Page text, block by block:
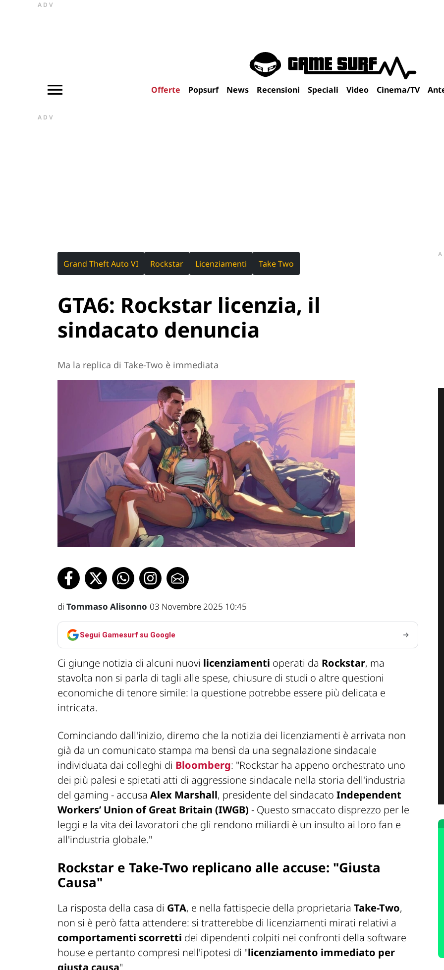
ADV
Offerte Popsurf News Recensioni Speciali Video Cinema/TV
ADV
Grand Theft Auto VI Rockstar Licenziamenti Take Two
GTA6: Rockstar licenzia, il
sindacato denuncia
Ma la replica di Take-Two è immediata
di Tommaso Alisonno 03 Novembre 2025 10:45
Segui Gamesurf su Google
Ci giunge notizia di alcuni nuovi licenziamenti operati da Rockstar, ma
stavolta non si parla di tagli alle spese, chiusure di studi o altre questioni
economiche di tenore simile: la questione potrebbe essere più delicata e
intricata.
Cominciando dall'inizio, diremo che la notizia dei licenziamenti è arrivata non
già da un comunicato stampa ma bensì da una segnalazione sindacale
individuata dai colleghi di Bloomberg: "Rockstar ha appeno orchestrato uno
dei più palesi e spietati atti di aggressione sindacale nella storia dell'industria
del gaming - accusa Alex Marshall, presidente del sindacato Independent
Workers’ Union of Great Britain (IWGB) - Questo smaccato disprezzo per le
leggi e la vita dei lavoratori che gli rendono miliardi è un insulto ai loro fan e
all'industria globale."
Rockstar e Take-Two replicano alle accuse: "Giusta
Causa"
La risposta della casa di GTA, e nella fattispecie della proprietaria Take-Two,
non si è però fatta attendere: si tratterebbe di licenziamenti mirati relativi a
comportamenti scorretti dei dipendenti colpiti nei confronti della software
house e pertanto compresi nell'ipotesi di "licenziamento immediato per
giusta causa".